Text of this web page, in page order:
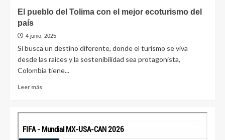
El pueblo del Tolima con el mejor ecoturismo del
país
4 junio, 2025
Si busca un destino diferente, donde el turismo se viva
desde las raíces y la sostenibilidad sea protagonista,
Colombia tiene...
Leer más